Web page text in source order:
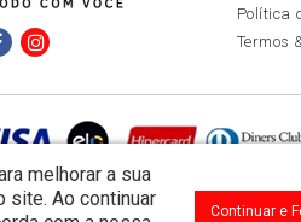
Política
Termos
melhorar a sua
site. Ao continuar
Continuar e